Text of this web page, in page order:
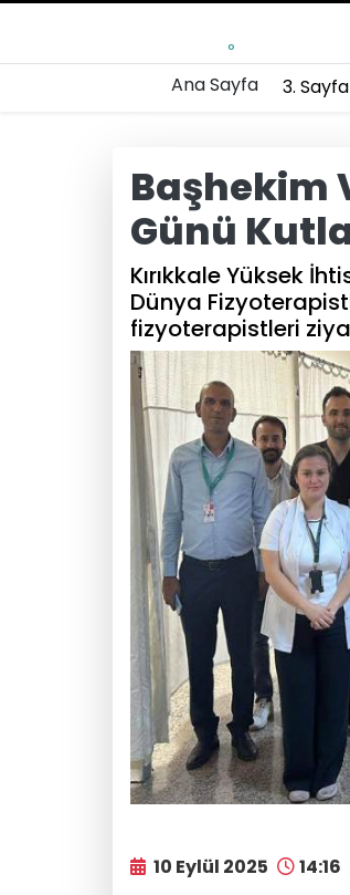
°
Ana Sayfa 3. Sayfa
Başhekim
Günü
Kırıkkale Yüksek
Dünya
fizyoterapistleri
10 Eylül 2025 14:16